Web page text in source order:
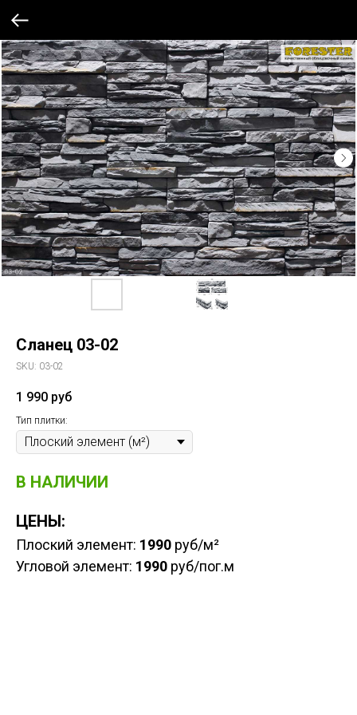
Сланец 03-02
SKU: 03-02
1 990 руб
Тип плитки:
В НАЛИЧИИ
ЦЕНЫ:
Плоский элемент: 1990 руб/м²
Угловой элемент: 1990 руб/пог.м